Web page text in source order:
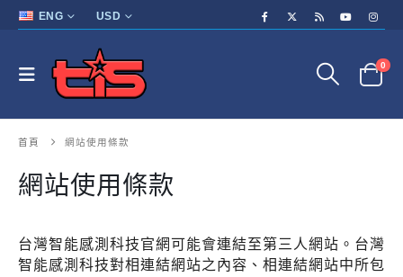
ENG USD
0
首頁 網站使用條款
網站使用條款
台灣智能感測科技官網可能會連結至第三人網站。台灣
智能感測科技對相連結網站之內容、相連結網站中所包